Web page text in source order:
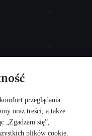
przeglądania
oraz treści, a także
„Zgadzam się”,
plików cookie.